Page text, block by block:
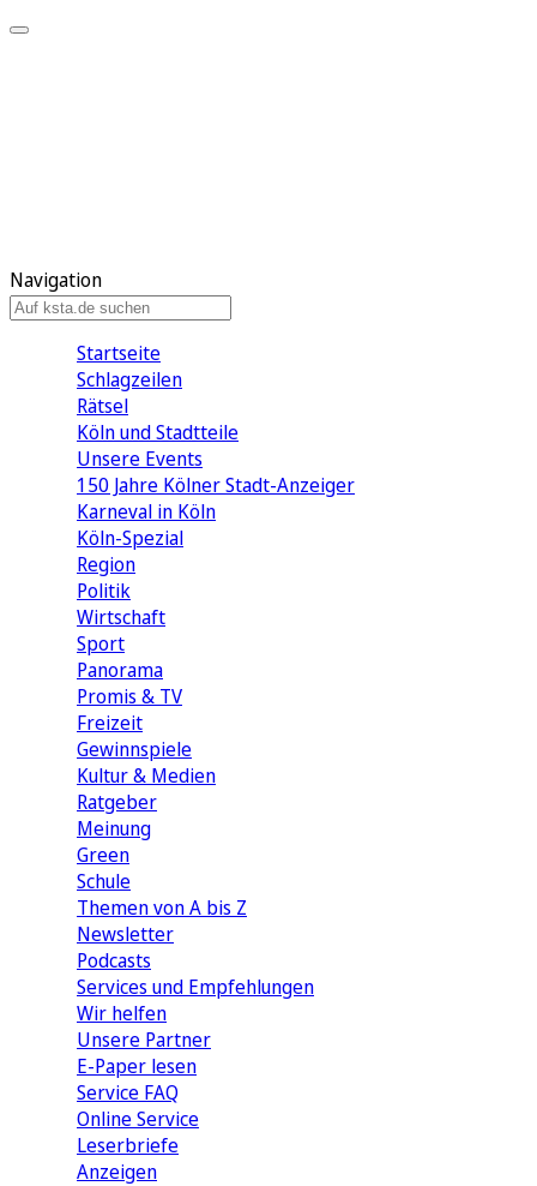
Navigation
Startseite
Schlagzeilen
Rätsel
Köln und Stadtteile
Unsere Events
150 Jahre Kölner Stadt-Anzeiger
Karneval in Köln
Köln-Spezial
Region
Politik
Wirtschaft
Sport
Panorama
Promis & TV
Freizeit
Gewinnspiele
Kultur & Medien
Ratgeber
Meinung
Green
Schule
Themen von A bis Z
Newsletter
Podcasts
Services und Empfehlungen
Wir helfen
Unsere Partner
E-Paper lesen
Service FAQ
Online Service
Leserbriefe
Anzeigen